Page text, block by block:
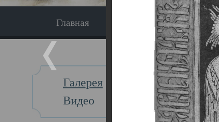
Главная Экскурсия
Галерея
Видео
Главная